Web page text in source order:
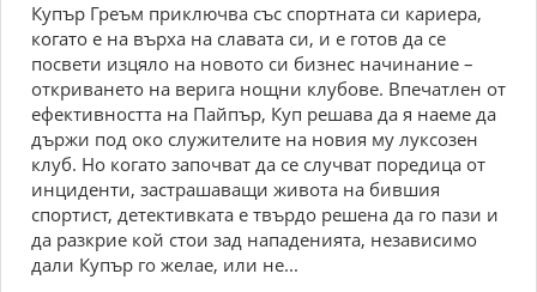
Купър Греъм приключва със спортната си кариера,
когато е на върха на славата си, и е готов да се
посвети изцяло на новото си бизнес начинание –
откриването на верига нощни клубове. Впечатлен от
ефективността на Пайпър, Куп решава да я наеме да
държи под око служителите на новия му луксозен
клуб. Но когато започват да се случват поредица от
инциденти, застрашаващи живота на бившия
спортист, детективката е твърдо решена да го пази и
да разкрие кой стои зад нападенията, независимо
дали Купър го желае, или не...